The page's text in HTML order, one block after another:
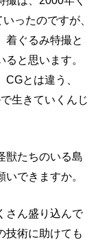
ったのですが、
着ぐるみ特撮と
と思います。
とは違う、
生きていくんじ
獣たちのいる島
できますか。
さん盛り込んで
技術に助けても